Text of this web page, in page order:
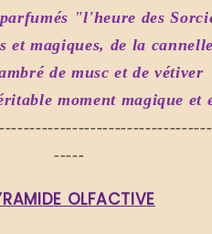
"l'heure des
et magiques, de la
de musc et de vétiver
moment magique et
-----
OLFACTIVE